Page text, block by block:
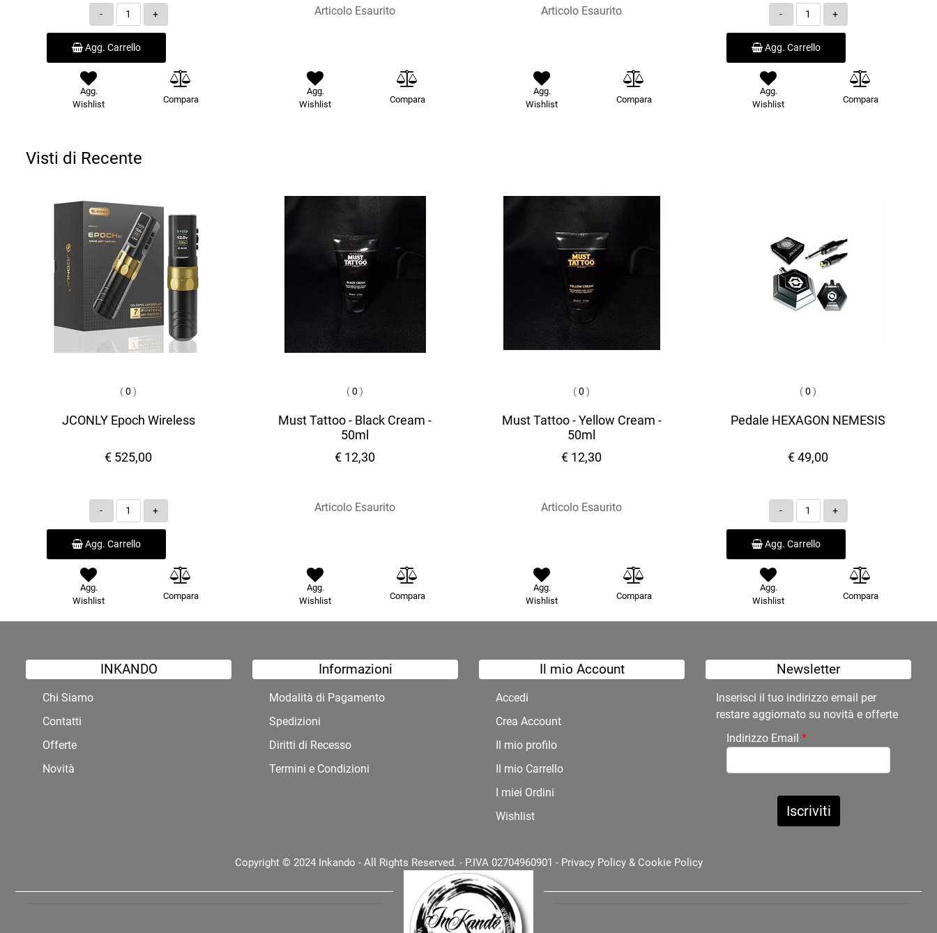
Quantità
Agg. Carrello
Agg.
Wishlist
Compara
Articolo Esaurito
Agg.
Wishlist
Compara
Articolo Esaurito
Agg.
Wishlist
Compara
Quantità
Agg. Carrello
Agg.
Wishlist
Compara
Visti di Recente
(0 )
JCONLY Epoch Wireless
€ 525,00
Quantità
Agg. Carrello
Agg.
Wishlist
Compara
(0 )
Must Tattoo - Black Cream -
50ml
€ 12,30
Articolo Esaurito
Agg.
Wishlist
Compara
(0 )
Must Tattoo - Yellow Cream -
50ml
€ 12,30
Articolo Esaurito
Agg.
Wishlist
Compara
(0 )
Pedale HEXAGON NEMESIS
€ 49,00
Quantità
Agg. Carrello
Agg.
Wishlist
Compara
INKANDO
Chi Siamo
Contatti
Offerte
Novità
Informazioni
Modalità di Pagamento
Spedizioni
Diritti di Recesso
Termini e Condizioni
Il mio Account
Accedi
Crea Account
Il mio profilo
Il mio Carrello
I miei Ordini
Wishlist
Newsletter
Inserisci il tuo indirizzo email per
restare aggiornato su novità e offerte
Indirizzo Email *
Copyright © 2024 Inkando - All Rights Reserved. - P.IVA 02704960901 - Privacy Policy& Cookie Policy